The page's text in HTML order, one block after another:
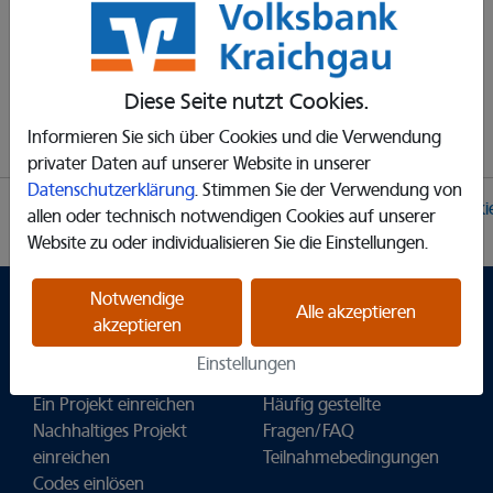
Diese Seite nutzt Cookies.
Informieren Sie sich über Cookies und die Verwendung
privater Daten auf unserer Website in unserer
Datenschutzerklärung. Stimmen Sie der Verwendung von
allen oder technisch notwendigen Cookies auf unserer
Website zu oder individualisieren Sie die Einstellungen.
Notwendige
akzeptieren
Alle akzeptieren
Einstellungen
Partner Impressum Datenschutzerklärung
Einstellungen
Spendenplattform
Heimatverbunden
Ein Projekt einreichen
Nachhaltiges Projekt
einreichen
Codes einlösen
Fragen und
Antworten
Tipps für Vereine
Häufig gestellte
Fragen/FAQ
Teilnahmebedingungen